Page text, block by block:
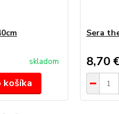
skladom
košíka
Sera
8,70